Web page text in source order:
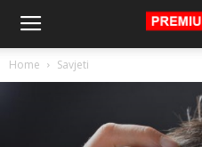
Home Savjeti